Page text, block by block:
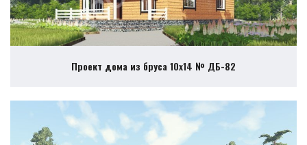
Проект дома из бруса 10х14 № ДБ-82